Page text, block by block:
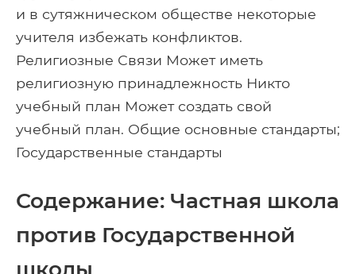
и в сутяжническом обществе некоторые
учителя избежать конфликтов.
Религиозные Связи Может иметь
религиозную принадлежность Никто
учебный план Может создать свой
учебный план. Общие основные стандарты;
Государственные стандарты
Содержание: Частная школа
против Государственной
школы